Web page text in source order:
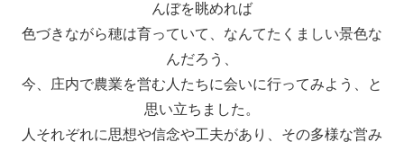
んぼを眺めれば
色づきながら穂は育っていて、なんてたくましい景色な
んだろう、
今、庄内で農業を営む人たちに会いに行ってみよう、と
思い立ちました。
人それぞれに思想や信念や工夫があり、その多様な営み